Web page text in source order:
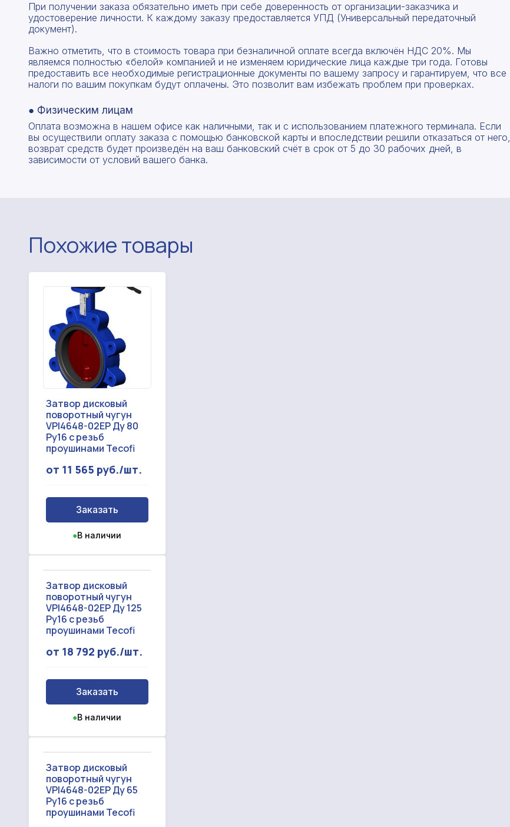
При получении заказа обязательно иметь при себе доверенность от организации-заказчика и
удостоверение личности. К каждому заказу предоставляется УПД (Универсальный передаточный
документ).
Важно отметить, что в стоимость товара при безналичной оплате всегда включён НДС 20%. Мы
являемся полностью «белой» компанией и не изменяем юридические лица каждые три года. Готовы
предоставить все необходимые регистрационные документы по вашему запросу и гарантируем, что все
налоги по вашим покупкам будут оплачены. Это позволит вам избежать проблем при проверках.
● Физическим лицам
Оплата возможна в нашем офисе как наличными, так и с использованием платежного терминала. Если
вы осуществили оплату заказа с помощью банковской карты и впоследствии решили отказаться от него,
возврат средств будет произведён на ваш банковский счёт в срок от 5 до 30 рабочих дней, в
зависимости от условий вашего банка.
Похожие товары
Затвор дисковый
поворотный чугун
VPI4648-02EP Ду 80
Ру16 с резьб
проушинами Tecofi
от 11 565 руб./шт.
Заказать
●В наличии
Затвор дисковый
поворотный чугун
VPI4648-02EP Ду 125
Ру16 с резьб
проушинами Tecofi
от 18 792 руб./шт.
Заказать
●В наличии
Затвор дисковый
поворотный чугун
VPI4648-02EP Ду 65
Ру16 с резьб
проушинами Tecofi
Прикрепить смету на расчет
Отправить запрос
товарам и актуальным ценам на металлопрокат
Заказать звонок
Даю согласие на обработку персональных данных
Форма отправлена, спасибо!
С вами свяжется наш менеджер.
Форма не отправлена!
Произошла ошибка.